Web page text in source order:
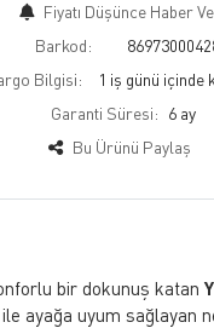
Fiyatı Düşünce Haber
Barkod:
Bilgisi:
1 iş günü içinde
Garanti Süresi: 6 ay
Bu Ürünü Paylaş
bir dokunuş katan
ayağa uyum sağlayan